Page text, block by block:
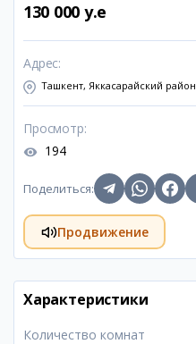
130 000 y.e
Адрес:
Ташкент, Яккасарайский район
Просмотр:
194
Поделиться:
Продвижение
Характеристики
Количество комнат